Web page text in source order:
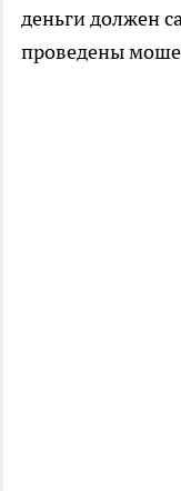
деньги должен
проведены